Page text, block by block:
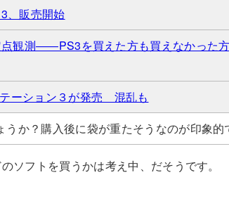
、販売開始
観測――PS3を買えた方も買えなかった
ーション３が発売 混乱も
か？購入後に袋が重たそうなのが印象的
ソフトを買うかは考え中、だそうです。